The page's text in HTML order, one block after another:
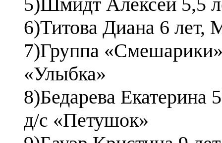
6)Титова Диана 6
7)Группа
«Улыбка»
8)Бедарева
д/с «Петушок»